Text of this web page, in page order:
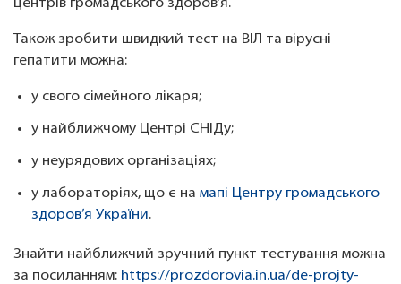
центрів громадського здоров’я.
Також зробити швидкий тест на ВІЛ та вірусні
гепатити можна:
у свого сімейного лікаря;
у найближчому Центрі СНІДу;
у неурядових організаціях;
у лабораторіях, що є на мапі Центру громадського
здоров’я України.
Знайти найближчий зручний пункт тестування можна
за посиланням: https://prozdorovia.in.ua/de-projty-